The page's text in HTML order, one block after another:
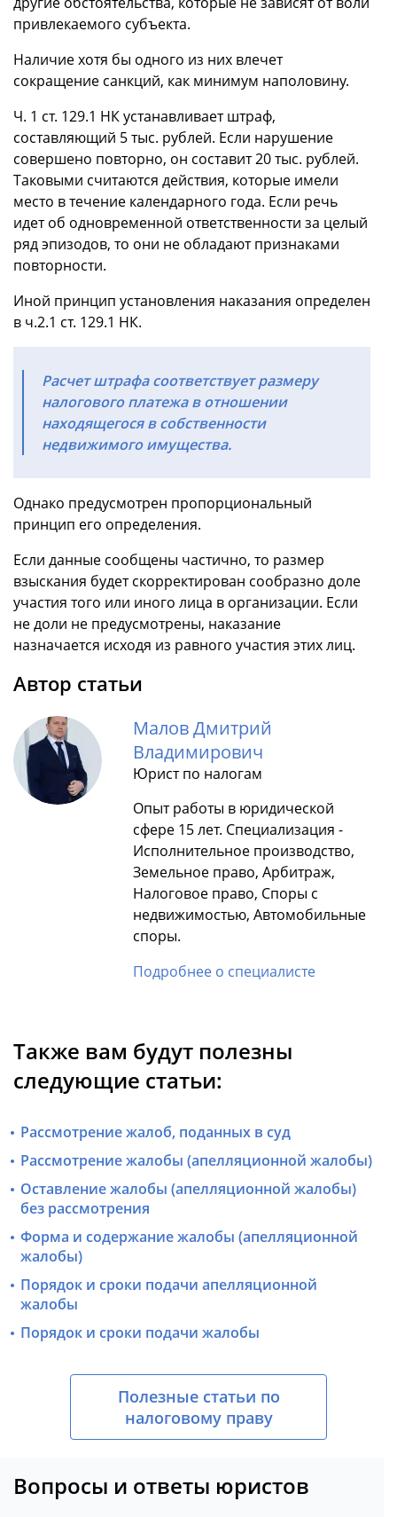
привлекаемого субъекта.
Наличие хотя бы одного из них влечет
сокращение санкций, как минимум наполовину.
Ч. 1 ст. 129.1 НК устанавливает штраф,
составляющий 5 тыс. рублей. Если нарушение
совершено повторно, он составит 20 тыс. рублей.
Таковыми считаются действия, которые имели
место в течение календарного года. Если речь
идет об одновременной ответственности за целый
ряд эпизодов, то они не обладают признаками
повторности.
Иной принцип установления наказания определен
в ч.2.1 ст. 129.1 НК.
Расчет штрафа соответствует размеру
налогового платежа в отношении
находящегося в собственности
недвижимого имущества.
Однако предусмотрен пропорциональный
принцип его определения.
Если данные сообщены частично, то размер
взыскания будет скорректирован сообразно доле
участия того или иного лица в организации. Если
не доли не предусмотрены, наказание
назначается исходя из равного участия этих лиц.
Автор статьи
Малов Дмитрий
Владимирович
Юрист по налогам
Опыт работы в юридической
сфере 15 лет. Специализация -
Исполнительное производство,
Земельное право, Арбитраж,
Налоговое право, Споры с
недвижимостью, Автомобильные
споры.
Подробнее о специалисте
Также вам будут полезны
следующие статьи:
Рассмотрение жалоб, поданных в суд
Рассмотрение жалобы (апелляционной жалобы)
Оставление жалобы (апелляционной жалобы)
без рассмотрения
Форма и содержание жалобы (апелляционной
жалобы)
Порядок и сроки подачи апелляционной
жалобы
Порядок и сроки подачи жалобы
Полезные статьи по
налоговому праву
Вопросы и ответы юристов